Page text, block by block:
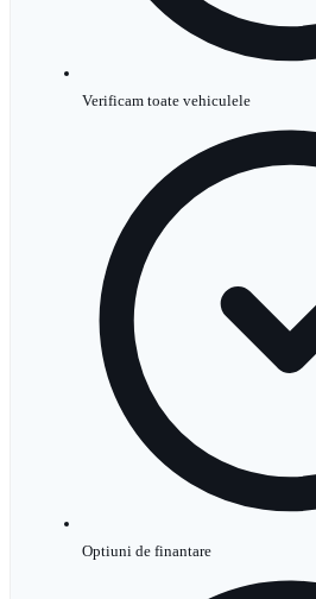
Verificam toate vehiculele
Optiuni de finantare